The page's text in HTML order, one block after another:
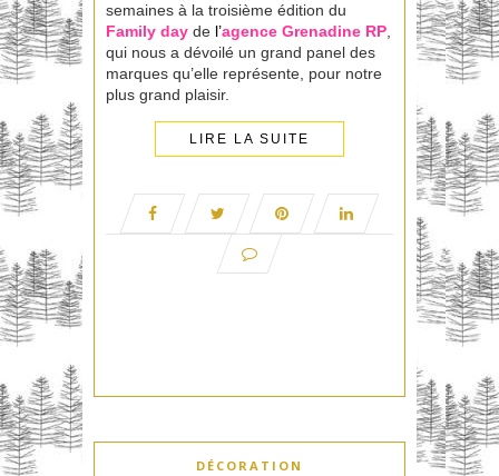
semaines à la troisième édition du
Family day de l’agence Grenadine RP,
qui nous a dévoilé un grand panel des
marques qu’elle représente, pour notre
plus grand plaisir.
LIRE LA SUITE
DÉCORATION